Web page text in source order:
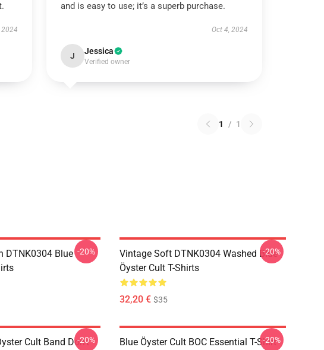
2024
and is easy to use; it’s a superb purchase.
Oct 4, 2024
J Jessica
Verified owner
1 / 1
DTNK0304 Blue -20%
Vintage Soft DTNK0304 Washed Blue
Öyster Cult T-Shirts
32,20 € $35
-20%
Cult Band Don't
-20% Blue Öyster Cult BOC Essential T-Shirt
-20%